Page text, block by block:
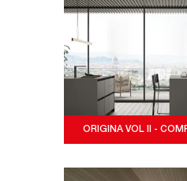
ORIGINA VOL II -